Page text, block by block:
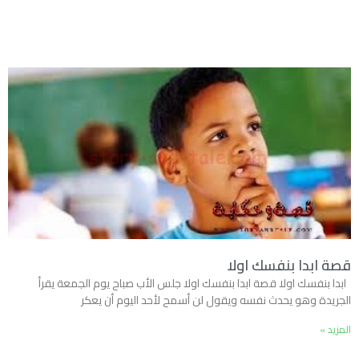
قصة ابدا بنفسك اولا
ابدا بنفسك اولا قصة ابدا بنفسك اولا جلس الأب صباح يوم الجمعة يقرأ
الجريدة وهو يحدث نفسه ويقول لن أسمح لأحد اليوم أن يعكر
المزيد »